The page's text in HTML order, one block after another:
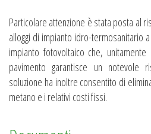
Particolare attenzione è stata posta al
alloggi di impianto idro-termosanitario
impianto fotovoltaico che,
pavimento garantisce un notevole
soluzione ha inoltre consentito di
metano e i relativi costi fissi.